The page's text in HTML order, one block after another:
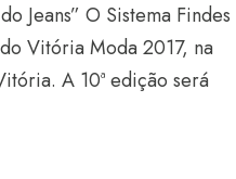
Jeans” O Sistema Findes
Vitória Moda 2017, na
A 10ª edição será